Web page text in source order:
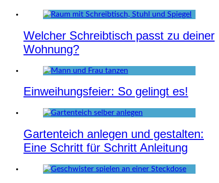
Welcher Schreibtisch passt zu deiner
Wohnung?
Einweihungsfeier: So gelingt es!
Gartenteich anlegen und gestalten:
Eine Schritt für Schritt Anleitung